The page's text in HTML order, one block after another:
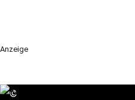
Anzeige
©